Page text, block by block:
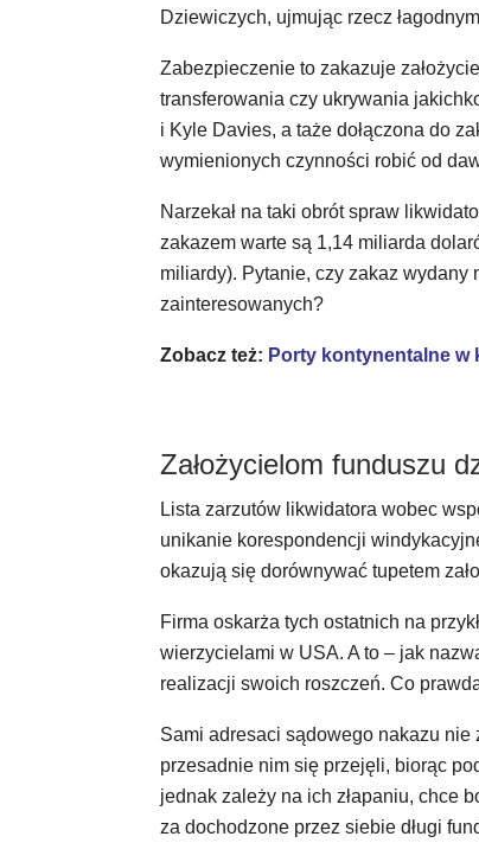
Dziewiczych, ujmując rzecz
Zabezpieczenie to zakazuje
transferowania czy ukrywania
i Kyle Davies, a taże dołączona do
wymienionych czynności robić od
Narzekał na taki obrót spraw
zakazem warte są 1,14 miliarda
miliardy). Pytanie, czy zakaz
zainteresowanych?
Zobacz też: Porty kontynentalne w
Założycielom funduszu
Lista zarzutów likwidatora wobec
unikanie korespondencji
okazują się dorównywać tupetem
Firma oskarża tych ostatnich na
wierzycielami w USA. A to – jak
realizacji swoich roszczeń. Co
Sami adresaci sądowego nakazu
przesadnie nim się przejęli, biorąc
jednak zależy na ich złapaniu, chce
za dochodzone przez siebie długi